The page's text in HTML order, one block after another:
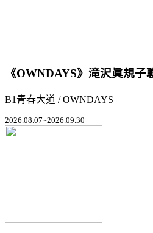
《OWNDAYS》滝沢眞規子
B1青春大道 / OWNDAYS
2026.08.07~2026.09.30